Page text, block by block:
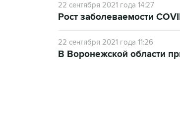
22 сентября 2021 года 14:27
Рост заболеваемости
22 сентября 2021 года 11:26
В Воронежской области